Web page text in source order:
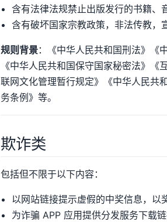
含有法律法规禁止出版发行的书籍、
含有破坏国家宗教政策，非法传教，
规则背景：《中华人民共和国刑法》《
《中华人民共和国保守国家秘密法》
联网文化管理暂行规定》《中华人民共
务条例》等。
欺诈类
包括但不限于以下内容：
以网站链接提示虚假的中奖信息，以
为诈骗 APP 应用提供分发服务下载链